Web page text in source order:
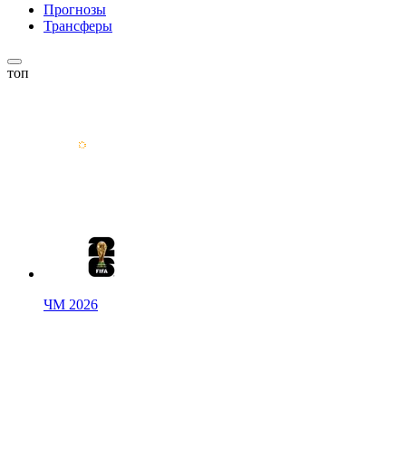
Прогнозы
Трансферы
топ
ЧМ 2026